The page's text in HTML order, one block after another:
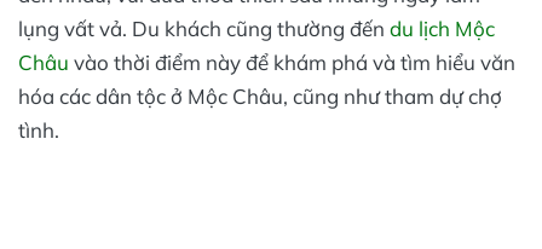
lụng vất vả. Du khách cũng thường đến du lịch Mộc
Châu vào thời điểm này để khám phá và tìm hiểu văn
hóa các dân tộc ở Mộc Châu, cũng như tham dự chợ
tình.